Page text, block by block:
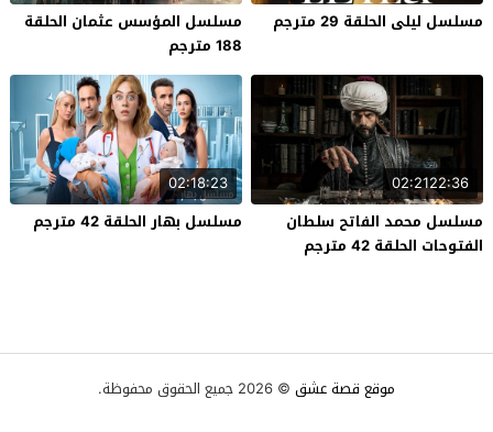
مسلسل ليلى الحلقة 29 مترجم
مسلسل المؤسس عثمان الحلقة
188 مترجم
02:2122:36
مسلسل محمد الفاتح سلطان
الفتوحات الحلقة 42 مترجم
02:18:23
مسلسل بهار الحلقة 42 مترجم
موقع قصة عشق © 2026 جميع الحقوق محفوظة.